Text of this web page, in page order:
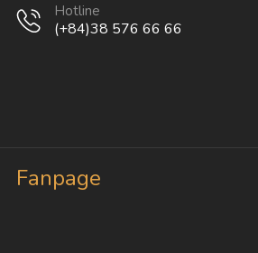
Hotline
(+84)38 576 66 66
Fanpage